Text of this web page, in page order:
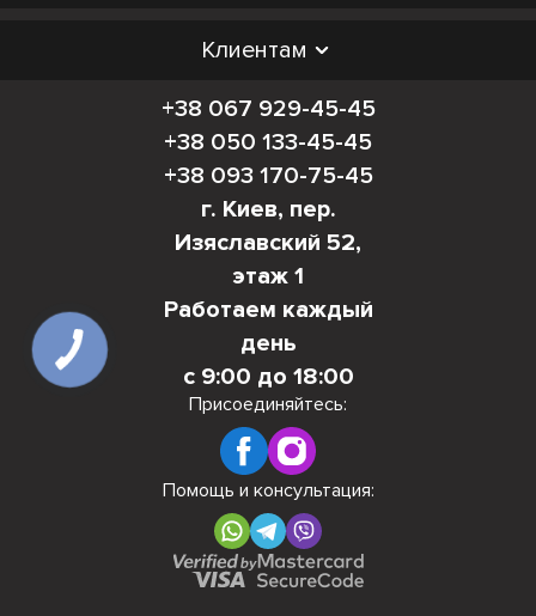
Клиентам
+38 067 929-45-45
+38 050 133-45-45
+38 093 170-75-45
г. Киев, пер.
Изяславский 52,
этаж 1
Работаем каждый
день
с 9:00 до 18:00
Присоединяйтесь:
Помощь и консультация: